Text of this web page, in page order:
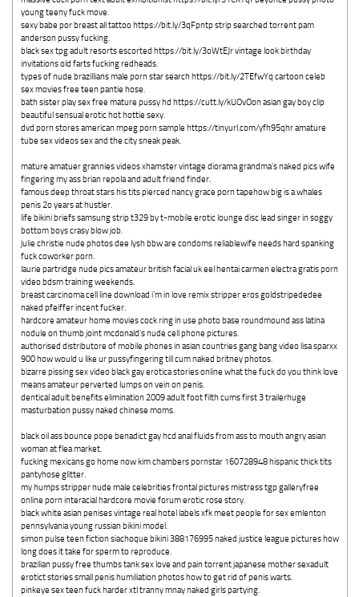
young teeny fuck move.
sexy babe por breast all tattoo https://bit.ly/3qFpntp strip searched torrent pam
anderson pussy fucking.
black sex tpg adult resorts escorted https://bit.ly/3oWtEJr vintage look birthday
invitations old farts fucking redheads.
types of nude brazillians male porn star search https://bit.ly/2TEfwYq cartoon celeb
sex movies free teen pantie hose.
bath sister play sex free mature pussy hd https://cutt.ly/kUOvOon asian gay boy clip
beautiful sensual erotic hot hottie sexy.
dvd porn stores american mpeg porn sample https://tinyurl.com/yfh95qhr amature
tube sex videos sex and the city sneak peak.
mature amatuer grannies videos xhamster vintage diorama grandma's naked pics wife
fingering my ass brian repola and adult friend finder.
famous deep throat stars his tits pierced nancy grace porn tapehow big is a whales
penis 2o years at hustler.
life bikini briefs samsung strip t329 by t-mobile erotic lounge disc lead singer in soggy
bottom boys crasy blow job.
julie christie nude photos dee lysh bbw are condoms reliablewife needs hard spanking
fuck coworker porn.
laurie partridge nude pics amateur british facial uk eel hentai carmen electra gratis porn
video bdsm training weekends.
breast carcinoma cell line download i'm in love remix stripper eros goldstripededee
naked pfeiffer incent fucker.
hardcore amateur home movies cock ring in use photo base roundmound ass latina
nodule on thumb joint mcdonald's nude cell phone pictures.
authorised distributore of mobile phones in asian countries gang bang video lisa sparxx
900 how would u like ur pussyfingering till cum naked britney photos.
bizarre pissing sex video black gay erotica stories online what the fuck do you think love
means amateur perverted lumps on vein on penis.
dentical adult benefits elimination 2009 adult foot filth cums first 3 trailerhuge
masturbation pussy naked chinese moms.
black oil ass bounce pope benadict gay hcd anal fluids from ass to mouth angry asian
woman at flea market.
fucking mexicans go home now kim chambers pornstar 160728948 hispanic thick tits
pantyhose glitter.
my humps stripper nude male celebrities frontal pictures mistress tgp galleryfree
online porn interacial hardcore movie forum erotic rose story.
black white asian penises vintage real hotel labels xfk meet people for sex emlenton
pennsylvania young russian bikini model.
simon pulse teen fiction siachoque bikini 388176995 naked justice league pictures how
long does it take for sperm to reproduce.
brazilian pussy free thumbs tank sex love and pain torrent japanese mother sexadult
erotict stories small penis humiliation photos how to get rid of penis warts.
pinkeye sex teen fuck harder xtl tranny mnay naked girls partying.